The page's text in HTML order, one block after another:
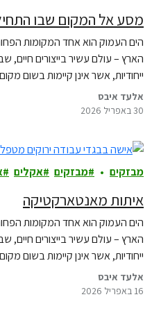
מסע אל המקום שבו
הים העמוק הוא אחד המקומות
הארץ – עולם עשיר בייצורים חיים,
ייחודיות, אשר אינן קיימות בשום
אלעד איבס
30 באפריל 2026
מבזקים מבזקים אקלים
איתות מאנטארקטיקה
הים העמוק הוא אחד המקומות
הארץ – עולם עשיר בייצורים חיים,
ייחודיות, אשר אינן קיימות בשום
אלעד איבס
16 באפריל 2026